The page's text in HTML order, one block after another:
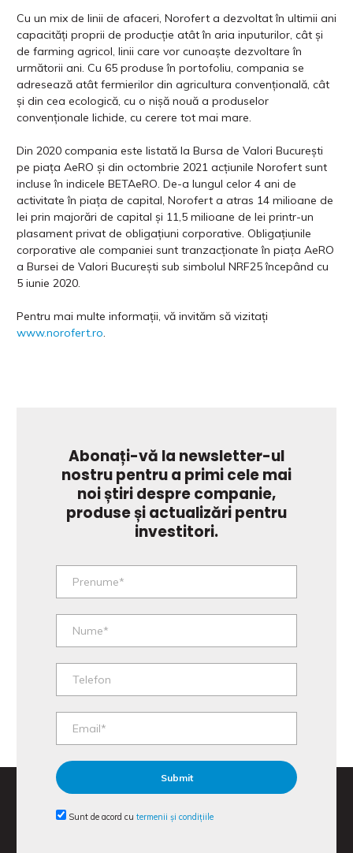
Cu un mix de linii de afaceri, Norofert a dezvoltat în ultimii ani
capacități proprii de producție atât în aria inputurilor, cât și
de farming agricol, linii care vor cunoaște dezvoltare în
următorii ani. Cu 65 produse în portofoliu, compania se
adresează atât fermierilor din agricultura convențională, cât
și din cea ecologică, cu o nișă nouă a produselor
convenționale lichide, cu cerere tot mai mare.
Din 2020 compania este listată la Bursa de Valori București
pe piața AeRO și din octombrie 2021 acțiunile Norofert sunt
incluse în indicele BETAeRO. De-a lungul celor 4 ani de
activitate în piața de capital, Norofert a atras 14 milioane de
lei prin majorări de capital și 11,5 milioane de lei printr-un
plasament privat de obligaţiuni corporative. Obligațiunile
corporative ale companiei sunt tranzacționate în piața AeRO
a Bursei de Valori București sub simbolul NRF25 începând cu
5 iunie 2020.
Pentru mai multe informații, vă invităm să vizitați
www.norofert.ro.
Abonați-vă la newsletter-ul
nostru pentru a primi cele mai
noi știri despre companie,
produse și actualizări pentru
investitori.
Sunt de acord cu termenii și condițiile